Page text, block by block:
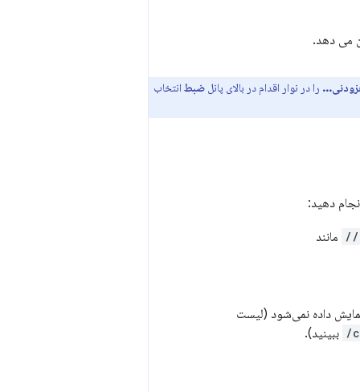
می دهد.
را در نوار اقدام در بالای پانل ضبط انتخاب
دهید:
مانند
داده نمی‌شود (لیست
ببینید).